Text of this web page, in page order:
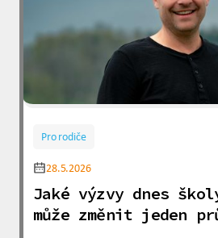
Pro rodiče
28.5.2026
Jaké výzvy dnes
může změnit jeden